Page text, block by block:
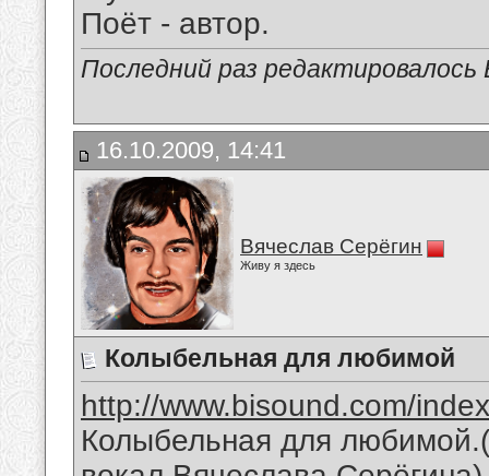
Поёт - автор.
Последний раз
16.10.2009, 14:41
Вячеслав Серёгин
Живу я здесь
Колыбельная для любимой
http://www.bisound.com/
Колыбельная для